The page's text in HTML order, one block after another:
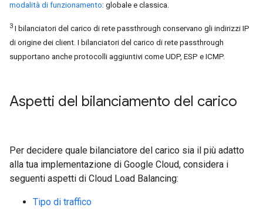
modalità di funzionamento: globale e classica.
3 I bilanciatori del carico di rete passthrough conservano gli indirizzi IP
di origine dei client. I bilanciatori del carico di rete passthrough
supportano anche protocolli aggiuntivi come UDP, ESP e ICMP.
Aspetti del bilanciamento del carico
Per decidere quale bilanciatore del carico sia il più adatto
alla tua implementazione di Google Cloud, considera i
seguenti aspetti di Cloud Load Balancing:
Tipo di traffico